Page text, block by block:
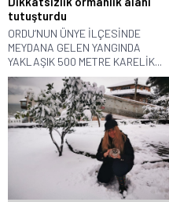
tutuşturdu
ORDU’NUN ÜNYE İLÇESİNDE
MEYDANA GELEN YANGINDA
YAKLAŞIK 500 METRE KARELİK...